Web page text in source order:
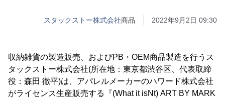
スタックストー株式会社商品 2022年9月2日 09:30
収納雑貨の製造販売、およびPB・OEM商品製造を行うス
タックストー株式会社(所在地：東京都渋谷区、代表取締
役：森田 徹平)は、アパレルメーカーのハワード株式会社
がライセンス生産販売する『(What it isNt) ART BY MARK